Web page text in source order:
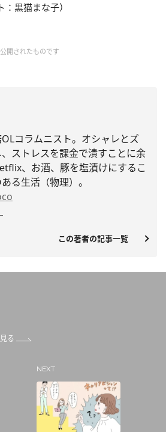
：黒猫まな子）
開されたものです
コラムニスト。 オシャレとズ
ストレスを課金で潰すことに余
、お酒、豚を塩漬けにするこ
る生活（物理）。
この著者の記事一覧
る
NEXT